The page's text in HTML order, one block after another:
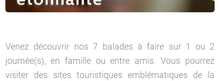
Venez découvrir nos 7 balades à faire sur 1 ou 2
journée(s), en famille ou entre amis. Vous pourrez
visiter des sites touristiques emblématiques de la